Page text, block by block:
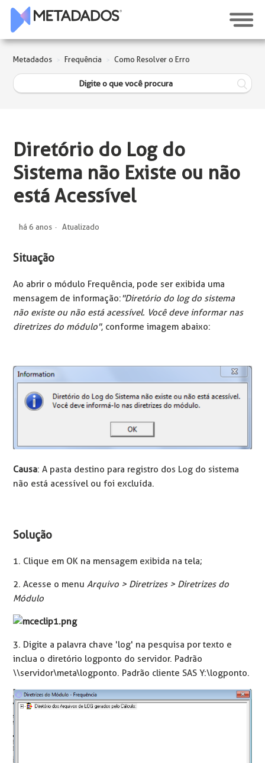
Metadados Frequência Como Resolver o Erro
Diretório do Log do
Sistema não Existe ou não
está Acessível
há 6 anos Atualizado
Situação
Ao abrir o módulo Frequência, pode ser exibida uma
mensagem de informação:"Diretório do log do sistema
não existe ou não está acessível. Você deve informar nas
diretrizes do módulo", conforme imagem abaixo:
Causa: A pasta destino para registro dos Log do sistema
não está acessível ou foi excluída.
Solução
1. Clique em OK na mensagem exibida na tela;
2. Acesse o menuArquivo > Diretrizes > Diretrizes do
Módulo
3. Digite a palavra chave 'log' na pesquisa por texto e
inclua o diretório logponto do servidor. Padrão
\\servidor\meta\logponto. Padrão cliente SAS Y:\logponto.